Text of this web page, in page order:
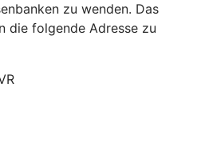
zu wenden. Das
die folgende Adresse zu